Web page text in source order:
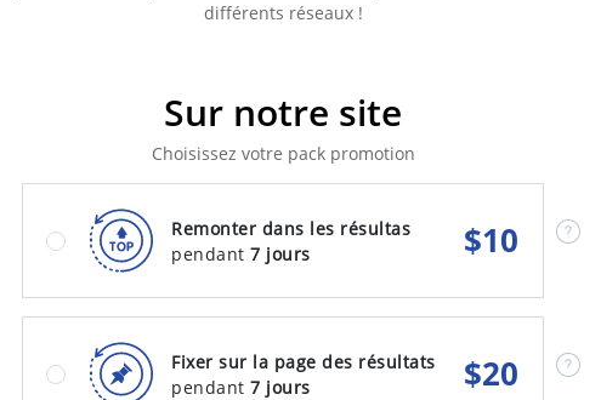
différents réseaux !
Sur notre site
Choisissez votre pack promotion
Remonter dans les résultas
pendant 7 jours $10
Fixer sur la page des résultats
pendant 7 jours $20